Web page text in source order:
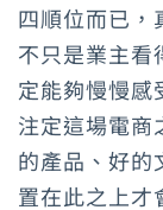
四順位而已，
不只是業主看
定能夠慢慢感
注定這場電商
的產品、好
置在此之上才